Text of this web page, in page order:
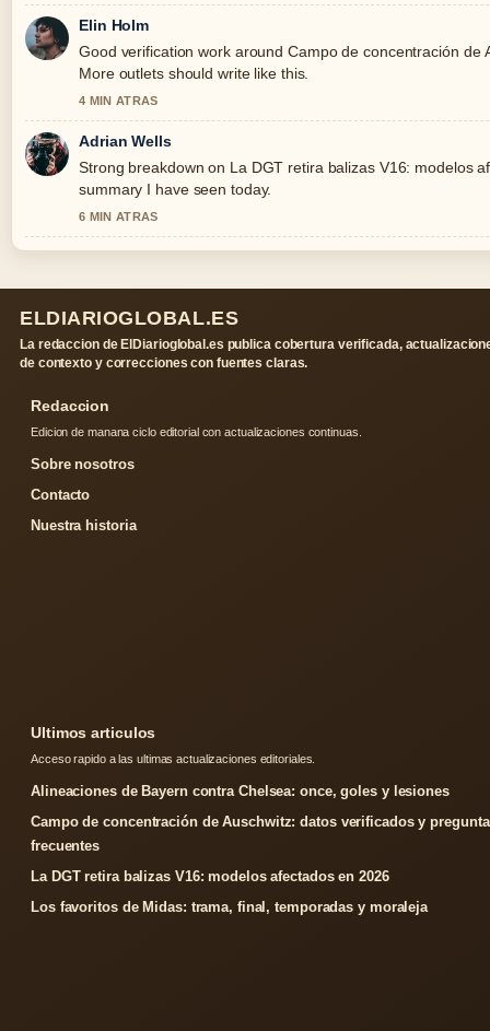
Elin Holm
Good verification work around Campo de concentración de
More outlets should write like this.
4 MIN ATRAS
Adrian Wells
Strong breakdown on La DGT retira balizas V16: modelos
summary I have seen today.
6 MIN ATRAS
ELDIARIOGLOBAL.ES
La redaccion de ElDiarioglobal.es publica cobertura verificada,
de contexto y correcciones con fuentes claras.
Redaccion
Edicion de manana ciclo editorial con actualizaciones continuas.
Sobre nosotros
Contacto
Nuestra historia
Ultimos articulos
Acceso rapido a las ultimas actualizaciones editoriales.
Alineaciones de Bayern contra Chelsea: once, goles y lesiones
Campo de concentración de Auschwitz: datos verificados y
frecuentes
La DGT retira balizas V16: modelos afectados en 2026
Los favoritos de Midas: trama, final, temporadas y moraleja